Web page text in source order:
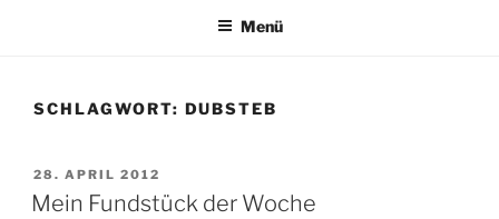
Menü
SCHLAGWORT: DUBSTEB
VERÖFFENTLICHT
AM
28. APRIL 2012
Mein Fundstück der Woche